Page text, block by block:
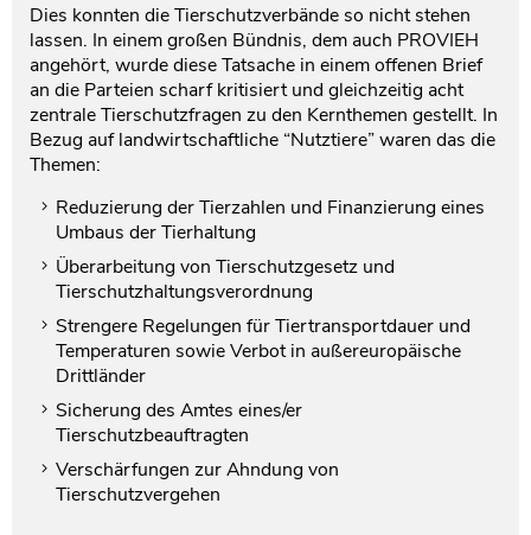
Dies konnten die Tierschutzverbände so nicht stehen
lassen. In einem großen Bündnis, dem auch PROVIEH
angehört, wurde diese Tatsache in einem offenen Brief
an die Parteien scharf kritisiert und gleichzeitig acht
zentrale Tierschutzfragen zu den Kernthemen gestellt. In
Bezug auf landwirtschaftliche “Nutztiere” waren das die
Themen:
Reduzierung der Tierzahlen und Finanzierung eines
Umbaus der Tierhaltung
Überarbeitung von Tierschutzgesetz und
Tierschutzhaltungsverordnung
Strengere Regelungen für Tiertransportdauer und
Temperaturen sowie Verbot in außereuropäische
Drittländer
Sicherung des Amtes eines/er
Tierschutzbeauftragten
Verschärfungen zur Ahndung von
Tierschutzvergehen